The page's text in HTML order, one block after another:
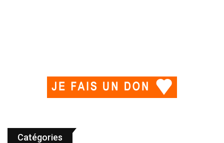
Catégories